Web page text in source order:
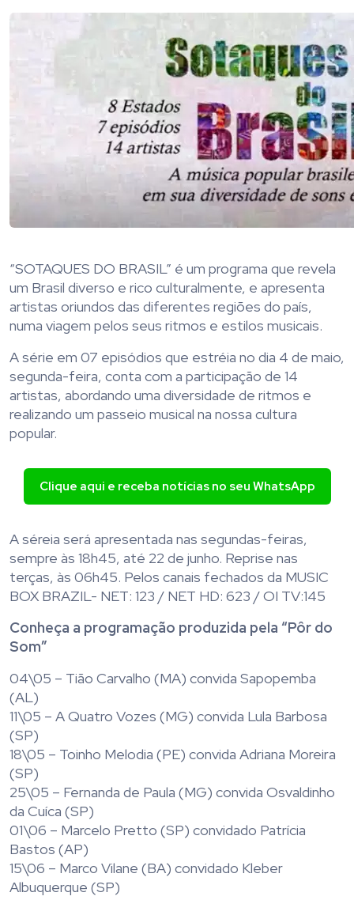
“SOTAQUES DO BRASIL” é um programa que revela
um Brasil diverso e rico culturalmente, e apresenta
artistas oriundos das diferentes regiões do país,
numa viagem pelos seus ritmos e estilos musicais.
A série em 07 episódios que estréia no dia 4 de maio,
segunda-feira, conta com a participação de 14
artistas, abordando uma diversidade de ritmos e
realizando um passeio musical na nossa cultura
popular.
Clique aqui e receba notícias no seu WhatsApp
A séreia será apresentada nas segundas-feiras,
sempre às 18h45, até 22 de junho. Reprise nas
terças, às 06h45. Pelos canais fechados da MUSIC
BOX BRAZIL- NET: 123 / NET HD: 623 / OI TV:145
Conheça a programação produzida pela “Pôr do
Som”
04\05 – Tião Carvalho (MA) convida Sapopemba
(AL)
11\05 – A Quatro Vozes (MG) convida Lula Barbosa
(SP)
18\05 – Toinho Melodia (PE) convida Adriana Moreira
(SP)
25\05 – Fernanda de Paula (MG) convida Osvaldinho
da Cuíca (SP)
01\06 – Marcelo Pretto (SP) convidado Patrícia
Bastos (AP)
15\06 – Marco Vilane (BA) convidado Kleber
Albuquerque (SP)